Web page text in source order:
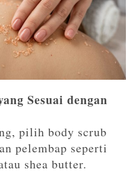
Sesuai dengan
pilih body scrub
pelembap seperti
shea butter.